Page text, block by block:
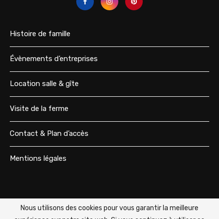
Histoire de famille
Évènements d’entreprises
Location salle & gîte
Visite de la ferme
Contact & Plan d’accès
Mentions légales
@2025 - Tous droits réservés. Designed and Developed byCodik
Nous utilisons des cookies pour vous garantir la meilleure